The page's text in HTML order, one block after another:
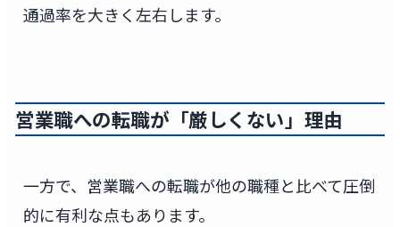
通過率を大きく左右します。
営業職への転職が「厳しくない」理由
一方で、営業職への転職が他の職種と比べて圧倒
的に有利な点もあります。